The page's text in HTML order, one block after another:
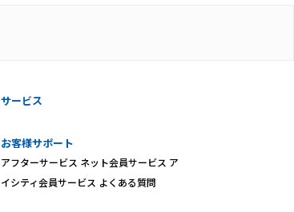
サービス
お客様サポート
アフターサービス ネット会員サービス ア
イシティ会員サービス よくある質問